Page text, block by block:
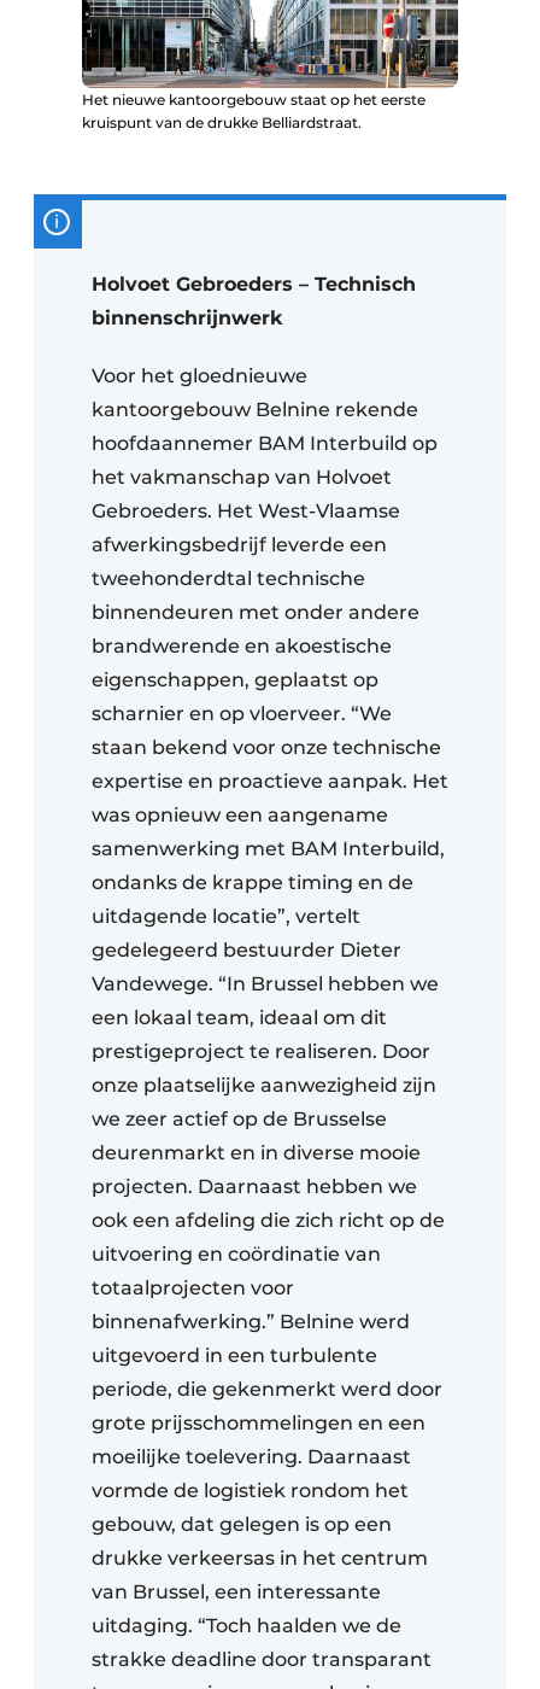
Het nieuwe kantoorgebouw staat op het eerste
kruispunt van de drukke Belliardstraat.
Holvoet Gebroeders – Technisch
binnenschrijnwerk
Voor het gloednieuwe
kantoorgebouw Belnine rekende
hoofdaannemer BAM Interbuild op
het vakmanschap van Holvoet
Gebroeders. Het West-Vlaamse
afwerkingsbedrijf leverde een
tweehonderdtal technische
binnendeuren met onder andere
brandwerende en akoestische
eigenschappen, geplaatst op
scharnier en op vloerveer. “We
staan bekend voor onze technische
expertise en proactieve aanpak. Het
was opnieuw een aangename
samenwerking met BAM Interbuild,
ondanks de krappe timing en de
uitdagende locatie”, vertelt
gedelegeerd bestuurder Dieter
Vandewege. “In Brussel hebben we
een lokaal team, ideaal om dit
prestigeproject te realiseren. Door
onze plaatselijke aanwezigheid zijn
we zeer actief op de Brusselse
deurenmarkt en in diverse mooie
projecten. Daarnaast hebben we
ook een afdeling die zich richt op de
uitvoering en coördinatie van
totaalprojecten voor
binnenafwerking.” Belnine werd
uitgevoerd in een turbulente
periode, die gekenmerkt werd door
grote prijsschommelingen en een
moeilijke toelevering. Daarnaast
vormde de logistiek rondom het
gebouw, dat gelegen is op een
drukke verkeersas in het centrum
van Brussel, een interessante
uitdaging. “Toch haalden we de
strakke deadline door transparant